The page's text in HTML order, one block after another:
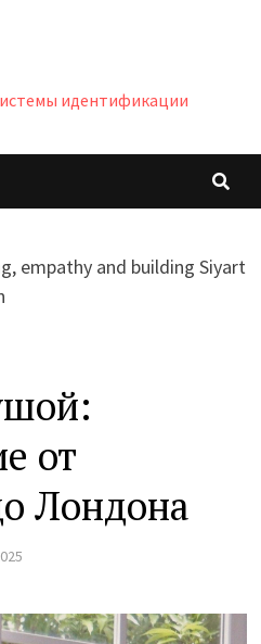
идентификации
от
Лондона